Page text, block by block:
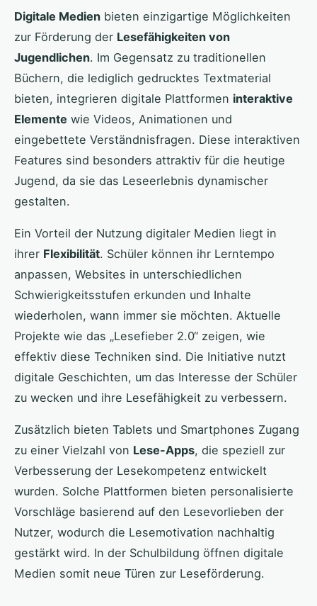
Digitale Medien bieten einzigartige Möglichkeiten
zur Förderung der Lesefähigkeiten von
Jugendlichen. Im Gegensatz zu traditionellen
Büchern, die lediglich gedrucktes Textmaterial
bieten, integrieren digitale Plattformen interaktive
Elemente wie Videos, Animationen und
eingebettete Verständnisfragen. Diese interaktiven
Features sind besonders attraktiv für die heutige
Jugend, da sie das Leseerlebnis dynamischer
gestalten.
Ein Vorteil der Nutzung digitaler Medien liegt in
ihrer Flexibilität. Schüler können ihr Lerntempo
anpassen, Websites in unterschiedlichen
Schwierigkeitsstufen erkunden und Inhalte
wiederholen, wann immer sie möchten. Aktuelle
Projekte wie das „Lesefieber 2.0“ zeigen, wie
effektiv diese Techniken sind. Die Initiative nutzt
digitale Geschichten, um das Interesse der Schüler
zu wecken und ihre Lesefähigkeit zu verbessern.
Zusätzlich bieten Tablets und Smartphones Zugang
zu einer Vielzahl von Lese-Apps, die speziell zur
Verbesserung der Lesekompetenz entwickelt
wurden. Solche Plattformen bieten personalisierte
Vorschläge basierend auf den Lesevorlieben der
Nutzer, wodurch die Lesemotivation nachhaltig
gestärkt wird. In der Schulbildung öffnen digitale
Medien somit neue Türen zur Leseförderung.